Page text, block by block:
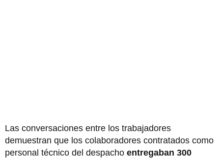
Las conversaciones entre los trabajadores
demuestran que los colaboradores contratados como
personal técnico del despacho entregaban 300